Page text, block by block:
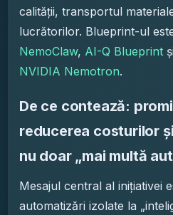
calității, transportul
lucrătorilor. Blueprint-ul
NemoClaw, AI-Q Blueprint
NVIDIA Nemotron.
De ce contează:
reducerea costurilor
nu doar „mai multă
Mesajul central al inițiativei
automatizări izolate la